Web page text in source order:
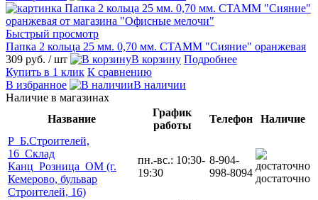
Быстрый просмотр
Папка 2 кольца 25 мм. 0,70 мм. СТАММ "Сияние" оранжевая
309 руб. / шт В корзину Подробнее
Купить в 1 клик К сравнению
В избранное
В наличии
Наличие в магазинах
Название
График
работы
Телефон
Наличие
Р_Б.Строителей,
16_Склад
Канц_Розница_ОМ (г.
Кемерово, бульвар
Строителей, 16)
пн.-вс.: 10:30-
19:30
8-904-
998-8094 достаточно